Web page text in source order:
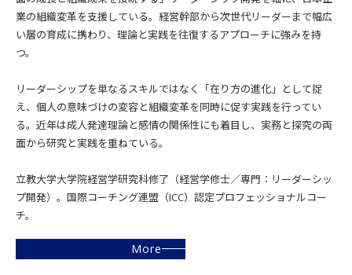
業の組織変革を支援している。経営幹部から次世代リーダーまで幅広
い層の育成に携わり、理論と実践を往復するアプローチに強みを持
つ。
リーダーシップを単なるスキルではなく「在り方の進化」として捉
え、個人の意味づけの変容と組織変革を同時に促す実践を行ってい
る。近年は成人発達理論と感情の関係性にも着目し、実務と探究の両
面から研究と実践を重ねている。
立教大学大学院経営学研究科修了（経営学修士／専門：リーダーシッ
プ開発）。国際コーチング連盟（ICC）認定プロフェッショナルコー
チ。
More